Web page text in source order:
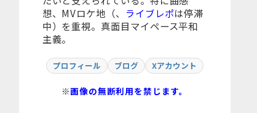
想、MVロケ地（、 ライブレポは停滞
中）を重視。真面目マイペース平和
主義。
プロフィール ブログ Xアカウント
※画像の無断利用を禁じます。